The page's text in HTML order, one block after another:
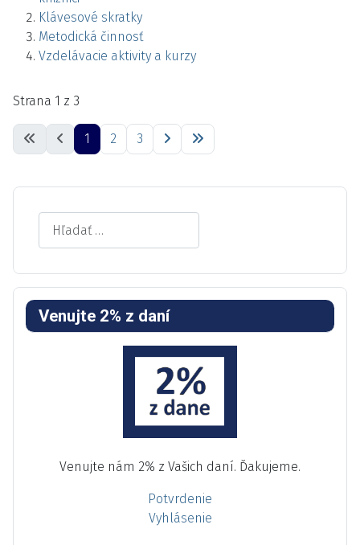
Klávesové skratky
Metodická činnosť
Vzdelávacie aktivity a kurzy
Strana 1 z 3
1 2 3
Venujte 2% z daní
Venujte nám 2% z Vašich daní. Ďakujeme.
Potvrdenie
Vyhlásenie